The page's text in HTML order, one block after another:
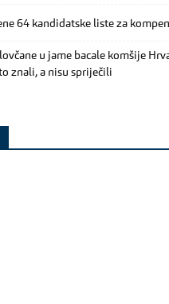
64 kandidatske liste za
u jame bacale komšije
znali, a nisu spriječili